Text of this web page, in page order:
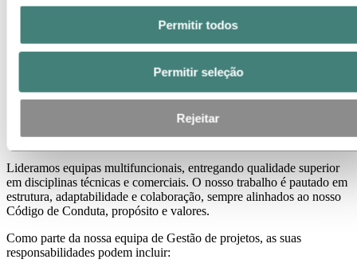
Permitir todos
Permitir seleção
Rejeitar
Lideramos equipas multifuncionais, entregando qualidade superior
em disciplinas técnicas e comerciais. O nosso trabalho é pautado em
estrutura, adaptabilidade e colaboração, sempre alinhados ao nosso
Código de Conduta, propósito e valores.
Como parte da nossa equipa de Gestão de projetos, as suas
responsabilidades podem incluir: